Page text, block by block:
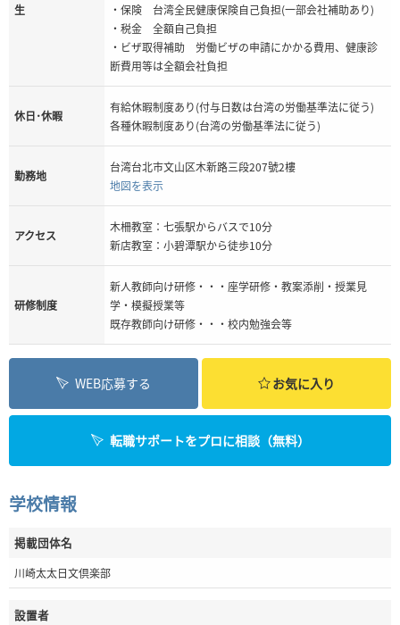
生
・保険 台湾全民健康保険自己負担(一部会社補助あり)
・税金 全額自己負担
・ビザ取得補助 労働ビザの申請にかかる費用、健康診
断費用等は全額会社負担
休日･休暇
有給休暇制度あり(付与日数は台湾の労働基準法に従う)
各種休暇制度あり(台湾の労働基準法に従う)
勤務地
台湾台北市文山区木新路三段207號2樓
地図を表示
アクセス
木柵教室：七張駅からバスで10分
新店教室：小碧潭駅から徒歩10分
研修制度
新人教師向け研修・・・座学研修・教案添削・授業見
学・模擬授業等
既存教師向け研修・・・校内勉強会等
WEB応募する お気に入り
転職サポートをプロに相談（無料）
学校情報
掲載団体名
川崎太太日文倶楽部
設置者